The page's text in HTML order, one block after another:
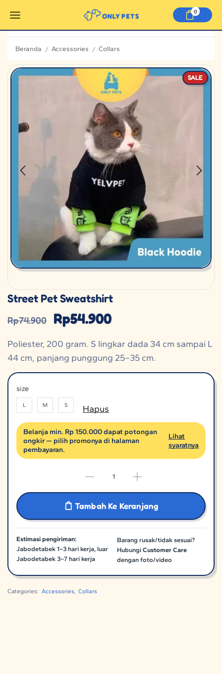
0
Beranda / Accessories / Collars
SALE
Street Pet Sweatshirt
Rp74.900 Rp54.900
Poliester, 200 gram. S lingkar dada 34 cm sampai L
44 cm, panjang punggung 25–35 cm.
size
L M S Hapus
Belanja min. Rp 150.000 dapat potongan
ongkir — pilih promonya di halaman
pembayaran.
Lihat
syaratnya
Tambah Ke Keranjang
Estimasi pengiriman:
Jabodetabek 1–3 hari kerja, luar
Jabodetabek 3–7 hari kerja
Barang rusak/tidak sesuai?
HubungiCustomer Care
dengan foto/video
Categories: Accessories, Collars